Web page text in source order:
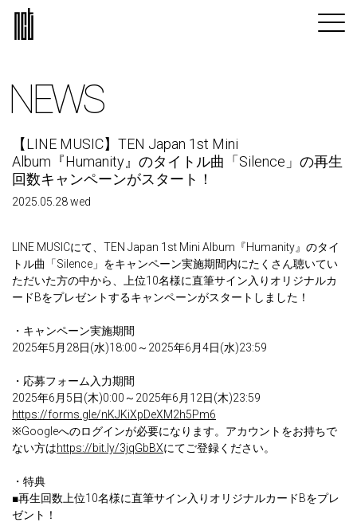
NEWS
【LINE MUSIC】TEN Japan 1st Mini
Album『Humanity』のタイトル曲「Silence」の再生
回数キャンペーンがスタート！
2025.05.28 wed
LINE MUSICにて、TEN Japan 1st Mini Album『Humanity』のタイ
トル曲「Silence」をキャンペーン実施期間内にたくさん聴いてい
ただいた方の中から、上位10名様に直筆サイン入りオリジナルカ
ードBをプレゼントするキャンペーンがスタートしました！
・キャンペーン実施期間
2025年5月28日(水)18:00～2025年6月4日(水)23:59
・応募フォーム入力期間
2025年6月5日(木)0:00～2025年6月12日(木)23:59
https://forms.gle/nKJKiXpDeXM2h5Pm6
※Googleへのログインが必要になります。アカウントをお持ちで
ない方はhttps://bit.ly/3jqGbBXにてご登録ください。
・特典
■再生回数上位10名様に直筆サイン入りオリジナルカードBをプレ
ゼント！